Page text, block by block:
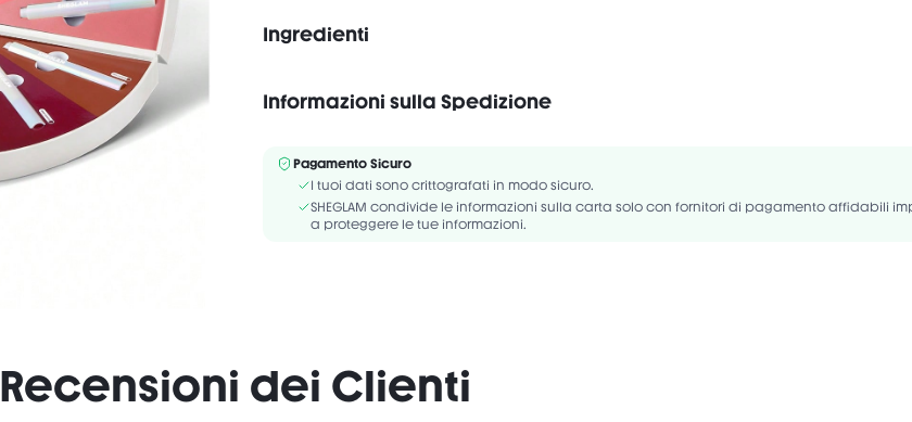
Ingredienti
MALATE, PENTAERYTHRITYL TETRAISOSTEARATE, MICROCRYSTALLINE WAX/CERA
Informazioni sulla Spedizione
Pagamento Sicuro
I tuoi dati sono crittografati in modo sicuro.
SHEGLAM condivide le informazioni sulla carta solo con fornitori di pagamento affidabili
a proteggere le tue informazioni.
Recensioni dei Clienti